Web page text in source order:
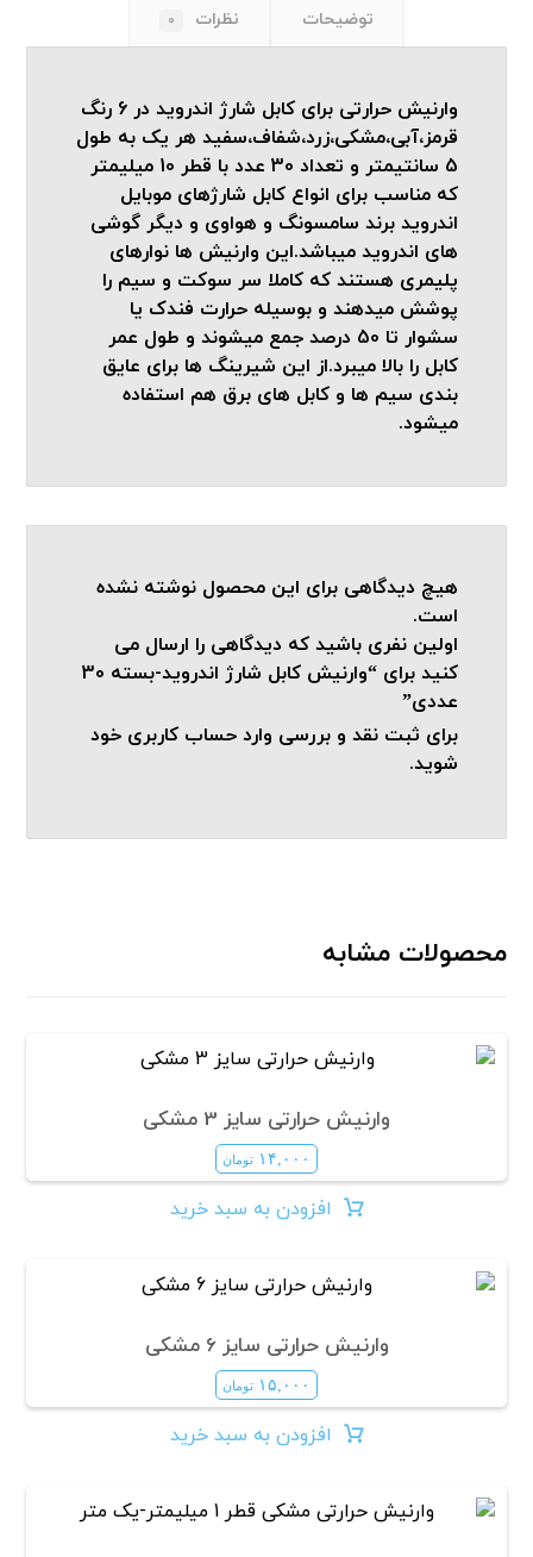
توضیحات نظرات 0
وارنیش حرارتی برای کابل شارژ اندروید در 6 رنگ
قرمز،آبی،مشکی،زرد،شفاف،سفید هر یک به طول
5 سانتیمتر و تعداد 30 عدد با قطر 10 میلیمتر
که مناسب برای انواع کابل شارژهای موبایل
اندروید برند سامسونگ و هواوی و دیگر گوشی
های اندروید میباشد.این وارنیش ها نوارهای
پلیمری هستند که کاملا سر سوکت و سیم را
پوشش میدهند و بوسیله حرارت فندک یا
سشوار تا 50 درصد جمع میشوند و طول عمر
کابل را بالا میبرد.از این شیرینگ ها برای عایق
بندی سیم ها و کابل های برق هم استفاده
میشود.
هیچ دیدگاهی برای این محصول نوشته نشده
است.
اولین نفری باشید که دیدگاهی را ارسال می
کنید برای “وارنیش کابل شارژ اندروید-بسته 30
عددی”
برای ثبت نقد و بررسی وارد حساب کاربری خود
شوید.
محصولات مشابه
وارنیش حرارتی سایز 3 مشکی
۱۴,۰۰۰ تومان
افزودن به سبد خرید
وارنیش حرارتی سایز 6 مشکی
۱۵,۰۰۰ تومان
افزودن به سبد خرید